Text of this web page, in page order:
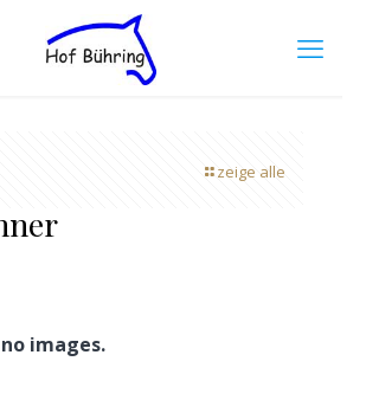
zeige alle
images.